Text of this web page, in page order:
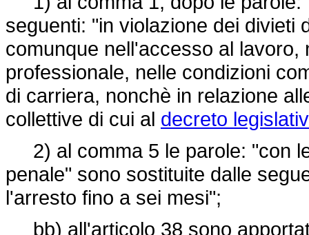
seguenti: "in violazione dei divieti
comunque nell'accesso al
professionale, nelle condizioni
di carriera, nonchè in relazione
collettive di cui al decreto
2) al comma 5 le parole: "con
penale" sono sostituite dalle
l'arresto fino a sei mesi";
bb) all'articolo 38 sono